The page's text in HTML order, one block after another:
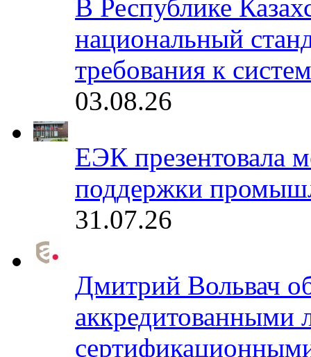
В Республике
национальный
требования к
03.08.26
ЕЭК презентовала
поддержки
31.07.26
Дмитрий Вольвач
аккредитованными